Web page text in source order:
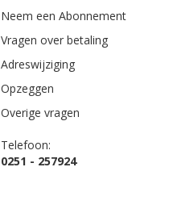
Neem een Abonnement
Vragen over betaling
Adreswijziging
Opzeggen
Overige vragen
Telefoon:
0251 - 257924